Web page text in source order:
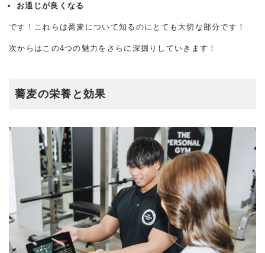
お通じが良くなる
です！これらは蕎麦について知るのにとても大切な部分です！
次からはこの4つの魅力をさらに深掘りしていきます！
蕎麦の栄養と効果